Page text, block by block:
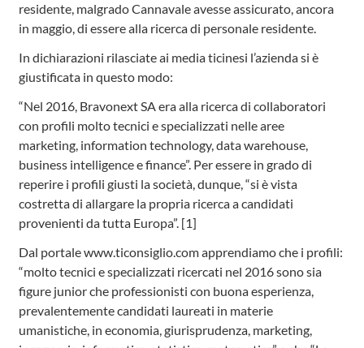
residente, malgrado Cannavale avesse assicurato, ancora
in maggio, di essere alla ricerca di personale residente.
In dichiarazioni rilasciate ai media ticinesi l’azienda si è
giustificata in questo modo:
“Nel 2016, Bravonext SA era alla ricerca di collaboratori
con profili molto tecnici e specializzati nelle aree
marketing, information technology, data warehouse,
business intelligence e finance”. Per essere in grado di
reperire i profili giusti la società, dunque, “si è vista
costretta di allargare la propria ricerca a candidati
provenienti da tutta Europa”. [1]
Dal portale www.ticonsiglio.com apprendiamo che i profili:
“molto tecnici e specializzati ricercati nel 2016 sono sia
figure junior che professionisti con buona esperienza,
prevalentemente candidati laureati in materie
umanistiche, in economia, giurisprudenza, marketing,